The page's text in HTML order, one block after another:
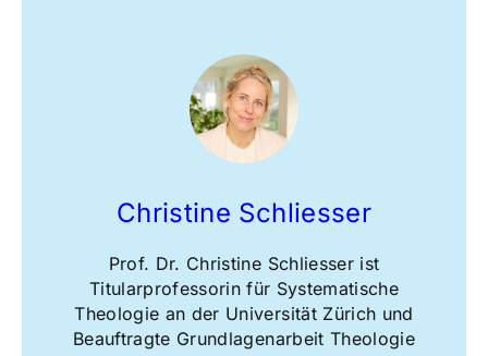
Christine Schliesser
Prof. Dr. Christine Schliesser ist
Titularprofessorin für Systematische
Theologie an der Universität Zürich und
Beauftragte Grundlagenarbeit Theologie